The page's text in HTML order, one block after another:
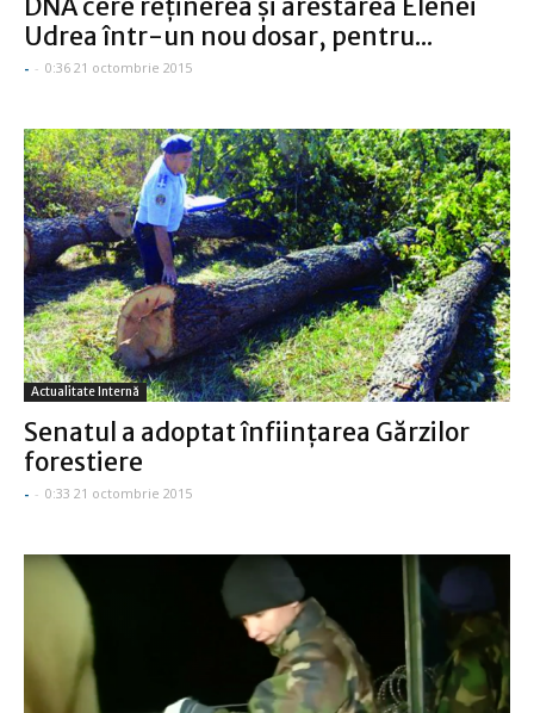
DNA cere reţinerea şi arestarea Elenei
Udrea într-un nou dosar, pentru...
- - 0:36 21 octombrie 2015
Actualitate Internă
Senatul a adoptat înfiinţarea Gărzilor
forestiere
- - 0:33 21 octombrie 2015